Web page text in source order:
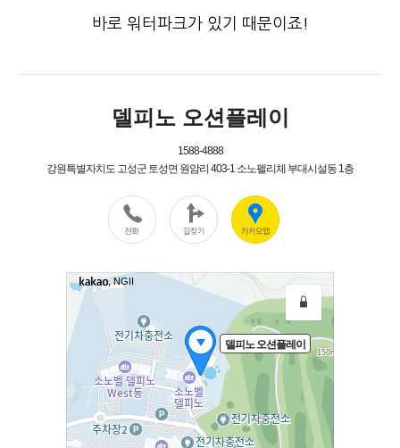
바로 워터파크가 있기 때문이죠!